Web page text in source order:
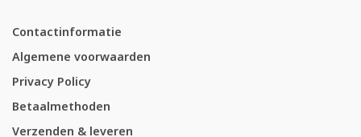
Contactinformatie
Algemene voorwaarden
Privacy Policy
Betaalmethoden
Verzenden & leveren